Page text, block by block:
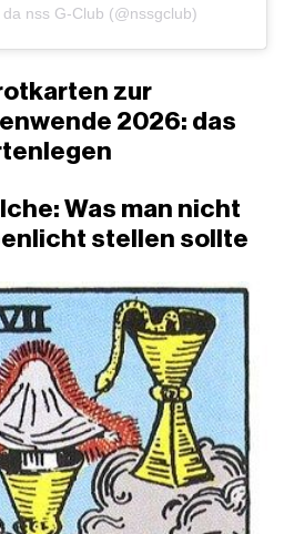
nss G-Club (@nssgclub)
zur
2026: das
Was man nicht
stellen sollte